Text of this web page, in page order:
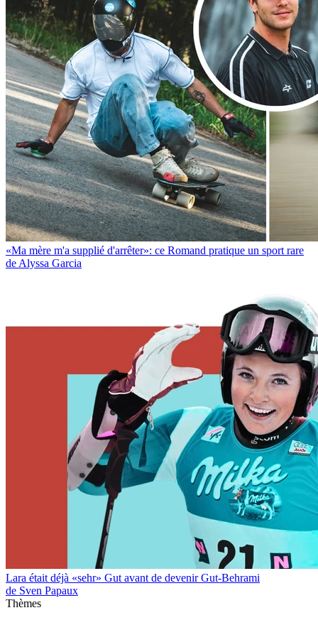
«Ma mère m'a supplié d'arrêter»: ce Romand pratique un sport rare
de Alyssa Garcia
Lara était déjà «sehr» Gut avant de devenir Gut-Behrami
de Sven Papaux
Thèmes